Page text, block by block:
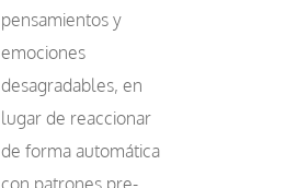
pensamientos y
emociones
desagradables, en
lugar de reaccionar
de forma automática